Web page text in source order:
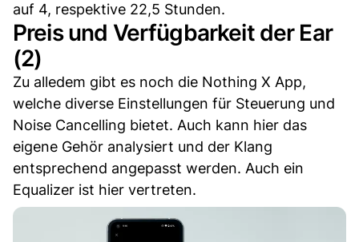
auf 4, respektive 22,5 Stunden.
Preis und Verfügbarkeit der Ear
(2)
Zu alledem gibt es noch die Nothing X App,
welche diverse Einstellungen für Steuerung und
Noise Cancelling bietet. Auch kann hier das
eigene Gehör analysiert und der Klang
entsprechend angepasst werden. Auch ein
Equalizer ist hier vertreten.